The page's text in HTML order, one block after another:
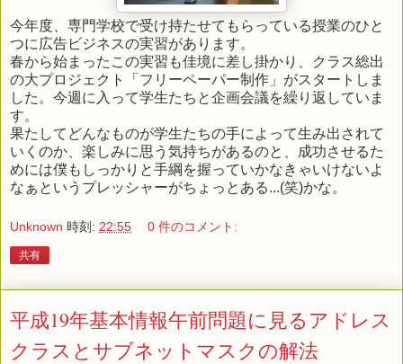
今年度、専門学校で受け持たせてもらっている授業のひと
つに広告ビジネスの実習があります。
春から始まったこの実習も佳境に差し掛かり、クラス総出
の大プロジェクト「フリーペーパー制作」がスタートしま
した。今週に入って学生たちと企画会議を繰り返していま
す。
果たしてどんなものが学生たちの手によって生み出されて
いくのか、楽しみに思う気持ちがあるのと、成功させるた
めには僕もしっかりと手綱を握っていかなきゃいけないよ
なぁというプレッシャーがちょっとある...(笑)かな。
Unknown 時刻: 22:55 0 件のコメント:
共有
平成19年基本情報午前問題に見るアドレス
クラスとサブネットマスクの解法